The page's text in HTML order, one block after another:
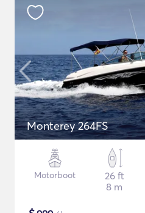
Monterey 264FS
Motorboot
26 ft
8 m